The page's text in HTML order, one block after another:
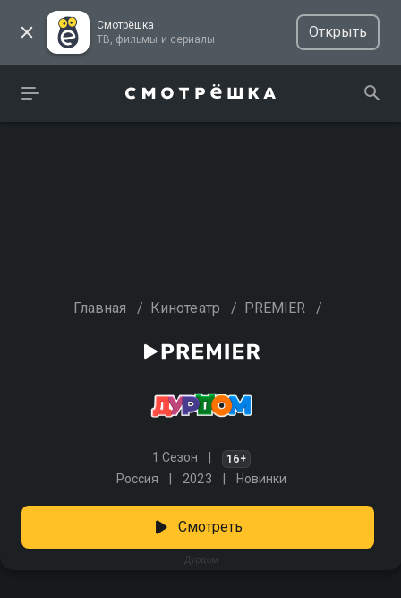
Смотрёшка
ТВ, фильмы и сериалы
Открыть
Главная / Кинотеатр / PREMIER /
1 Сезон 16+
Россия 2023 Новинки
Дурдом
Смотреть